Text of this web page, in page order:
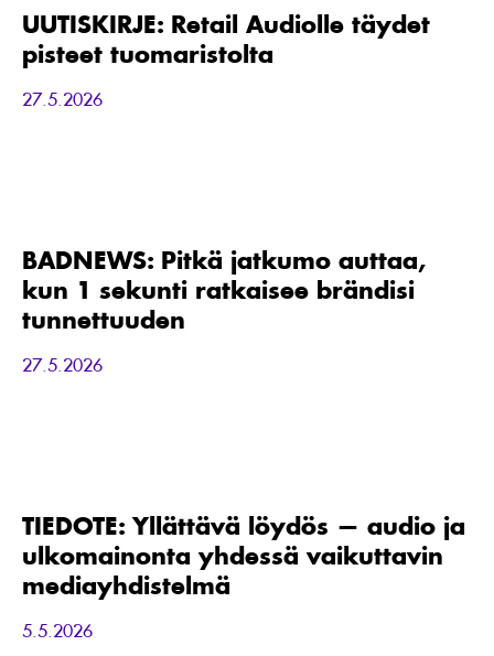
täydet
pisteet
tuomaristolta
UUTISKIRJE: Retail Audiolle täydet
pisteet tuomaristolta
27.5.2026
auttaa,
kun
1
sekunti
ratkaisee
brändisi
tunnettuuden
BADNEWS: Pitkä jatkumo auttaa,
kun 1 sekunti ratkaisee brändisi
tunnettuuden
27.5.2026
—
audio
ja
ulkomainonta
yhdessä
vaikuttavin
mediayhdistelmä
TIEDOTE: Yllättävä löydös — audio ja
ulkomainonta yhdessä vaikuttavin
mediayhdistelmä
5.5.2026